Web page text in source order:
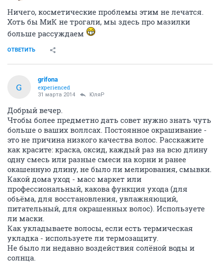
Ничего, косметические проблемы этим не лечатся.
Хоть бы МиК не трогали, мы здесь про мазилки
больше рассуждаем
ОТВЕТИТЬ
G
grifona
experienced
31 марта 2014 ЮляР
Добрый вечер.
Чтобы более предметно дать совет нужно знать чуть
больше о ваших воллсах. Постоянное окрашивание -
это не причина низкого качества волос. Расскажите
как красите: краска, оксид, каждый раз на всю длину
одну смесь или разные смеси на корни и ранее
окашенную длину, не было ли мелирования, смывки.
Какой дома уход - масс маркет или
профессиональный, какова функция ухода (для
обьёма, для восстановления, увлажняющий,
питательный, для окрашенных волос). Используете
ли маски.
Как укладываете волосы, если есть термическая
укладка - используете ли термозащиту.
Не было ли недавно воздействия солёной воды и
солнца.